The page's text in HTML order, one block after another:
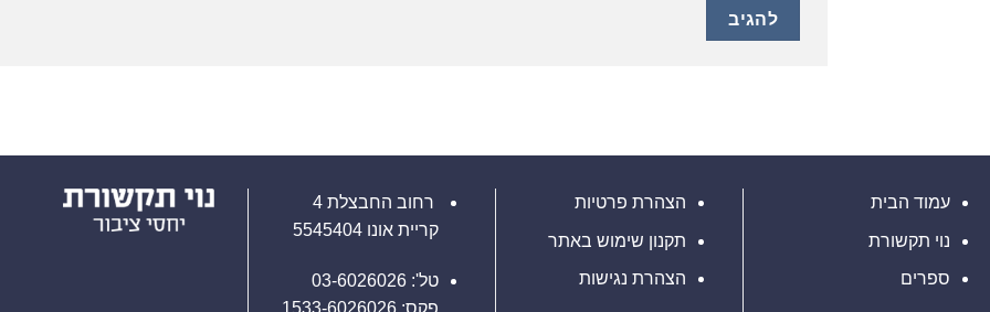
עמוד הבית
נוי תקשורת
ספרים
הצהרת פרטיות
תקנון שימוש באתר
הצהרת נגישות
רחוב החבצלת 4
קריית אונו 5545404
טל': 03-6026026
פקס: 1533-6026026